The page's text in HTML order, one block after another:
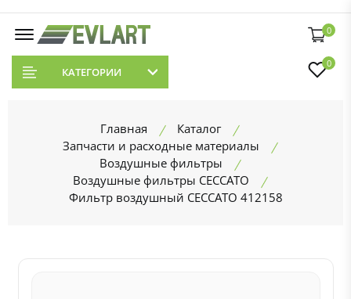
0
КАТЕГОРИИ
0
Главная
Каталог
Запчасти и расходные материалы
Воздушные фильтры
Воздушные фильтры CECCATO
Фильтр воздушный CECCATO 412158